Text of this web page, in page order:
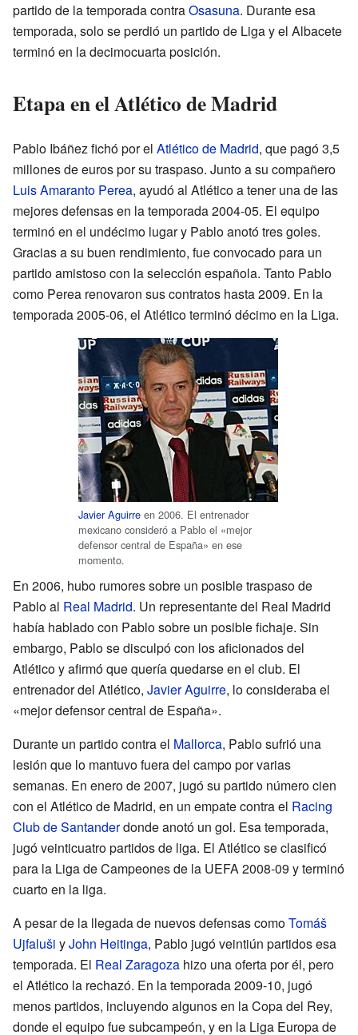
partido de la temporada contraOsasuna. Durante esa
temporada, solo se perdió un partido de Liga y el Albacete
terminó en la decimocuarta posición.
Etapa en el Atlético de Madrid
Pablo Ibáñez fichó por el Atlético de Madrid, que pagó 3,5
millones de euros por su traspaso. Junto a su compañero
Luis Amaranto Perea, ayudó al Atlético a tener una de las
mejores defensas en la temporada 2004-05. El equipo
terminó en el undécimo lugar y Pablo anotó tres goles.
Gracias a su buen rendimiento, fue convocado para un
partido amistoso con la selección española. Tanto Pablo
como Perea renovaron sus contratos hasta 2009. En la
temporada 2005-06, el Atlético terminó décimo en la Liga.
Javier Aguirre en 2006. El entrenador
mexicano consideró a Pablo el «mejor
defensor central de España» en ese
momento.
En 2006, hubo rumores sobre un posible traspaso de
Pablo al Real Madrid. Un representante del Real Madrid
había hablado con Pablo sobre un posible fichaje. Sin
embargo, Pablo se disculpó con los aficionados del
Atlético y afirmó que quería quedarse en el club. El
entrenador del Atlético, Javier Aguirre, lo consideraba el
«mejor defensor central de España».
Durante un partido contra el Mallorca, Pablo sufrió una
lesión que lo mantuvo fuera del campo por varias
semanas. En enero de 2007, jugó su partido número cien
con el Atlético de Madrid, en un empate contra el Racing
Club de Santanderdonde anotó un gol. Esa temporada,
jugó veinticuatro partidos de liga. El Atlético se clasificó
para la Liga de Campeones de la UEFA 2008-09 y terminó
cuarto en la liga.
A pesar de la llegada de nuevos defensas comoTomáš
Ujfaluši yJohn Heitinga, Pablo jugó veintiún partidos esa
temporada. El Real Zaragoza hizo una oferta por él, pero
el Atlético la rechazó. En la temporada 2009-10, jugó
menos partidos, incluyendo algunos en la Copa del Rey,
donde el equipo fue subcampeón, y en la Liga Europa de